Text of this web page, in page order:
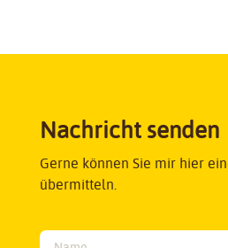
Nachricht senden
Gerne können Sie mir hier
übermitteln.